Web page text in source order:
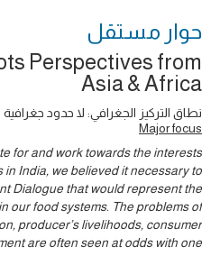
حوار ‎مستقل
Perspectives from
Asia & Africa
نطاق التركيز الجغرافي: لا حدود جغرافية
Major focus
for and work towards the interests
India, we believed it necessary to
Dialogue that would represent the
our food systems. The problems of
producer’s livelihoods, consumer
are often seen at odds with one